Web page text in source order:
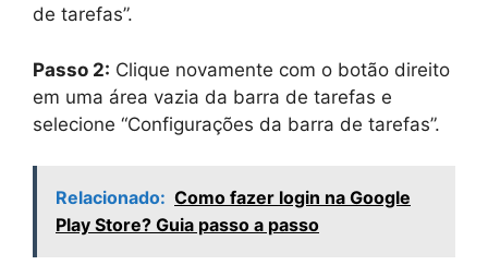
de tarefas”.
Passo 2: Clique novamente com o botão direito
em uma área vazia da barra de tarefas e
selecione “Configurações da barra de tarefas”.
Relacionado: Como fazer login na Google
Play Store? Guia passo a passo